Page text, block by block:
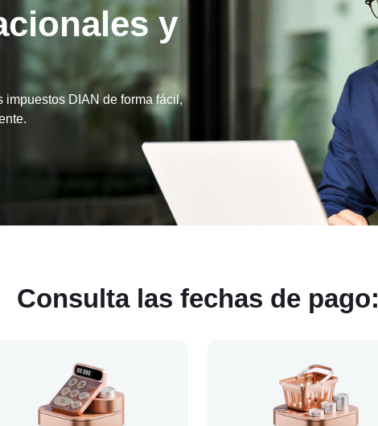
y
DIAN de forma fácil,
Consulta las fechas de